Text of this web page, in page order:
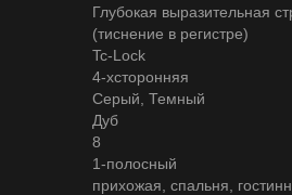
Глубокая выразительная
(тиснение в регистре)
Tc-Lock
4-хсторонняя
Серый, Темный
Дуб
8
1-полосный
прихожая, спальня,